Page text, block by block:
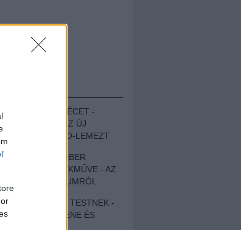
A LÉCET -
AZ ÚJ
THE HERO-LEMEZT
DÜHÖS VÉNEMBER
REMEKMŰVE - AZ
BOB DYLAN-ALBUMRÓL
LÉLEKNEK ÉS TESTNEK -
NÉPZENE ÉS